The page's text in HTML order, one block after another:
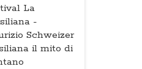
La
-
Schweizer
il mito di